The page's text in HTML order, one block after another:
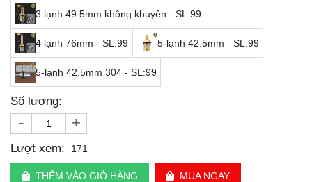
3 lạnh 49.5mm không khuyên - SL:99
4 lạnh 76mm - SL:99 5-lạnh 42.5mm - SL:99
5-lạnh 42.5mm 304 - SL:99
Số lượng:
- +
Lượt xem: 171
THÊM VÀO GIỎ HÀNG MUA NGAY